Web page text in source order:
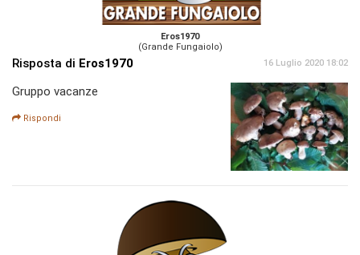
Eros1970
(Grande Fungaiolo)
Risposta di Eros1970 16 Luglio 2020 18:02
Gruppo vacanze
Rispondi